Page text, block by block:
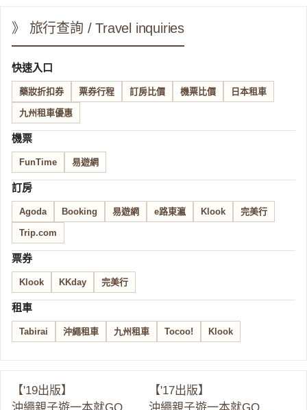
》 旅行查詢 / Travel inquiries
快速入口
藥妝折扣券 票券行程 訂房比價 機票比價 日本租車
九州租車優惠
機票
FunTime 易遊網
訂房
Agoda Booking 易遊網 e路東瀛 Klook 完美行
Trip.com
票券
Klook KKday 完美行
租車
Tabirai 沖繩租車 九州租車 Tocoo! Klook
【'19出版】
【'17出版】